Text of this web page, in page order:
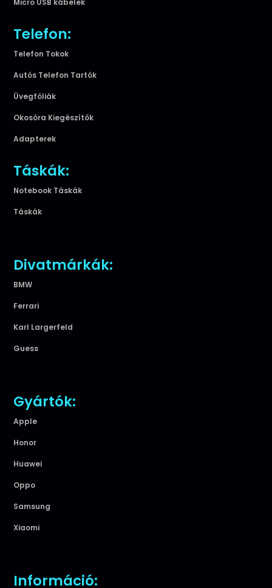
Telefon:
Telefon Tokok
Autós Telefon Tartók
Üvegfóliák
Okosóra Kiegészítők
Adapterek
Táskák:
Notebook Táskák
Táskák
Divatmárkák:
BMW
Ferrari
Karl Largerfeld
Guess
Gyártók:
Apple
Honor
Huawei
Oppo
Samsung
Xiaomi
Információ: